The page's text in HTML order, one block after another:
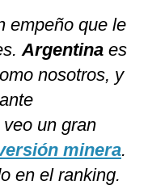
empeño que le
Argentina es
nosotros, y
un gran
minera.
en el ranking.